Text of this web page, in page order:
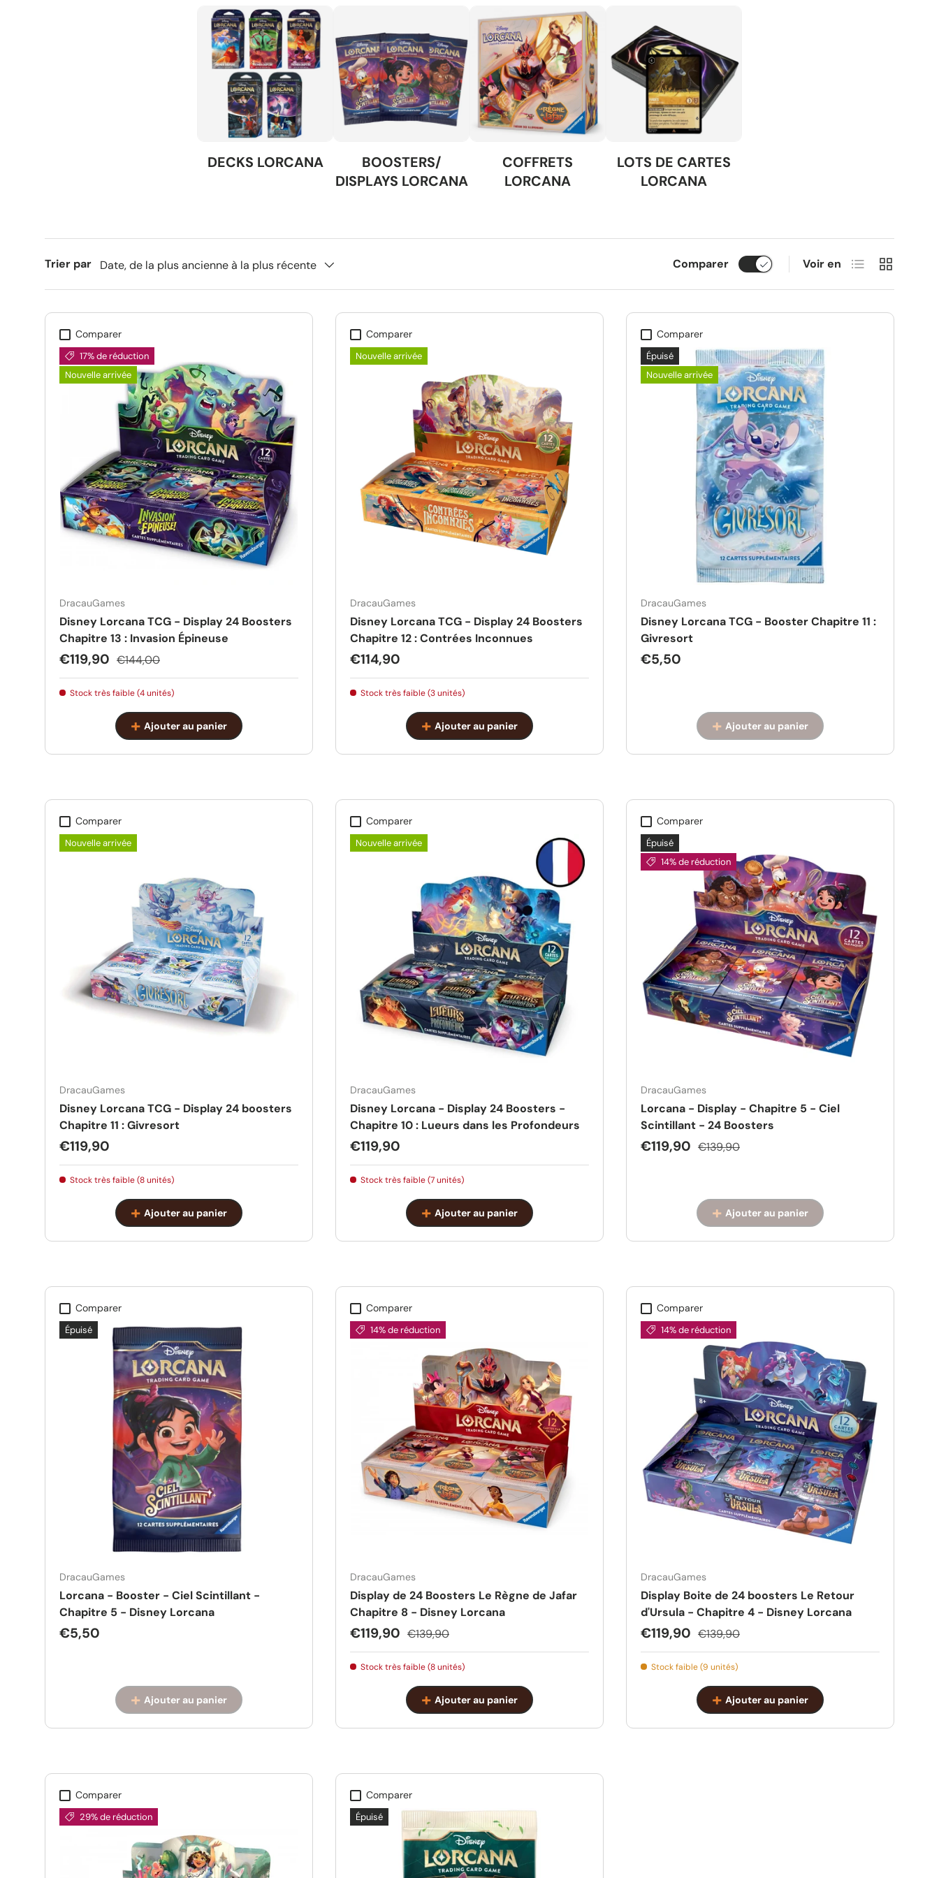
DECKS LORCANA
BOOSTERS/
DISPLAYS LORCANA
COFFRETS
LORCANA
LOTS DE CARTES
LORCANA
Trier par Date, de la plus ancienne à la plus récente Comparer Voir en Liste Grille
Comparer
17% de réduction
Nouvelle arrivée
DracauGames
Disney Lorcana TCG - Display 24 Boosters
Chapitre 13 : Invasion Épineuse
Prix soldé
€119,90 Prix habituel
€144,00
Stock très faible (4 unités)
Ajouter au panier
Comparer
Nouvelle arrivée
DracauGames
Disney Lorcana TCG - Display 24 Boosters
Chapitre 12 : Contrées Inconnues
Prix habituel
€114,90
Stock très faible (3 unités)
Ajouter au panier
Comparer
Épuisé
Nouvelle arrivée
DracauGames
Disney Lorcana TCG - Booster Chapitre 11 :
Givresort
Prix habituel
€5,50
Ajouter au panier
Comparer
Nouvelle arrivée
DracauGames
Disney Lorcana TCG - Display 24 boosters
Chapitre 11 : Givresort
Prix habituel
€119,90
Stock très faible (8 unités)
Ajouter au panier
Comparer
Nouvelle arrivée
DracauGames
Disney Lorcana - Display 24 Boosters -
Chapitre 10 : Lueurs dans les Profondeurs
Prix habituel
€119,90
Stock très faible (7 unités)
Ajouter au panier
Comparer
Épuisé
14% de réduction
DracauGames
Lorcana - Display - Chapitre 5 - Ciel
Scintillant - 24 Boosters
Prix soldé
€119,90 Prix habituel
€139,90
Ajouter au panier
Comparer
Épuisé
DracauGames
Lorcana - Booster - Ciel Scintillant -
Chapitre 5 - Disney Lorcana
Prix habituel
€5,50
Ajouter au panier
Comparer
14% de réduction
DracauGames
Display de 24 Boosters Le Règne de Jafar
Chapitre 8 - Disney Lorcana
Prix soldé
€119,90 Prix habituel
€139,90
Stock très faible (8 unités)
Ajouter au panier
Comparer
14% de réduction
DracauGames
Display Boite de 24 boosters Le Retour
d'Ursula - Chapitre 4 - Disney Lorcana
Prix soldé
€119,90 Prix habituel
€139,90
Stock faible (9 unités)
Ajouter au panier
Comparer
29% de réduction
Comparer
Épuisé